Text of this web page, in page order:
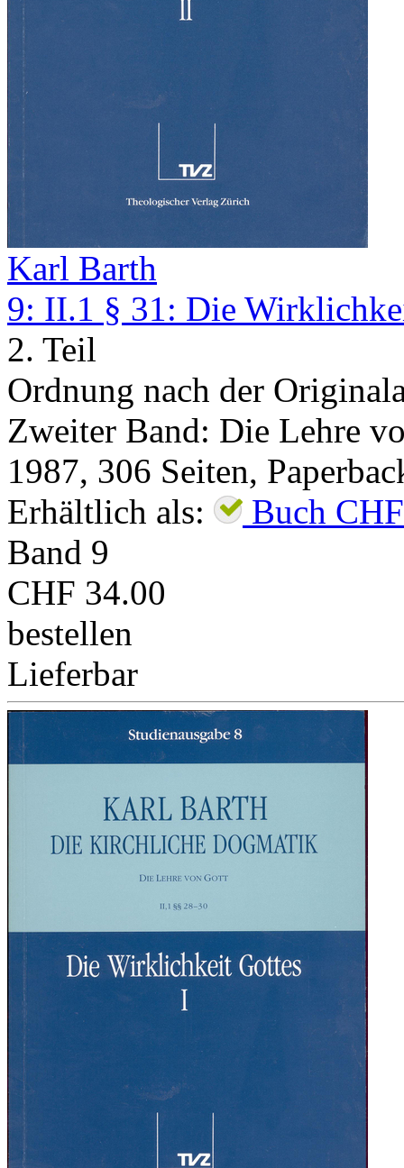
Karl Barth
9: II.1 § 31: Die
2. Teil
Ordnung nach der
Zweiter Band: Die Lehre
1987, 306 Seiten,
Erhältlich als:
Buch
Band 9
CHF 34.00
bestellen
Lieferbar